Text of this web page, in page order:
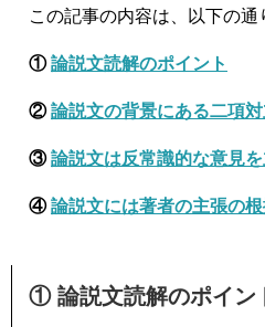
この記事の内容は、以下の通
①論説文読解のポイント
②論説文の背景にある二項
③論説文は反常識的な意見
④論説文には著者の主張の
① 論説文読解のポイン